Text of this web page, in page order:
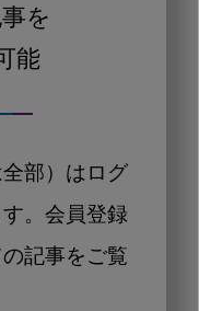
を
能
部）はログ
。会員登録
記事をご覧